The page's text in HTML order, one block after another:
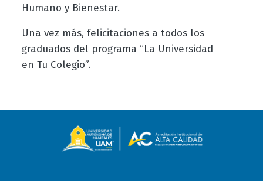
Humano y Bienestar.
Una vez más, felicitaciones a todos los
graduados del programa “La Universidad
en Tu Colegio”.